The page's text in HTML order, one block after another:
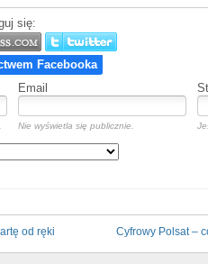
się:
Email
Nie wyświetla się publicznie.
od ręki Cyfrowy Polsat –